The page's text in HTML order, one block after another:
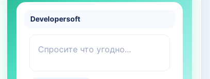
Developersoft
Спросите что угодно...